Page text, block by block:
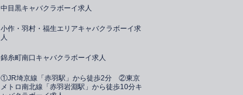
中目黒キャバクラボーイ求人
小作・羽村・福生エリアキャバクラボーイ求
人
錦糸町南口キャバクラボーイ求人
①JR埼京線「赤羽駅」から徒歩2分 ②東京
メトロ南北線「赤羽岩淵駅」から徒歩10分キ